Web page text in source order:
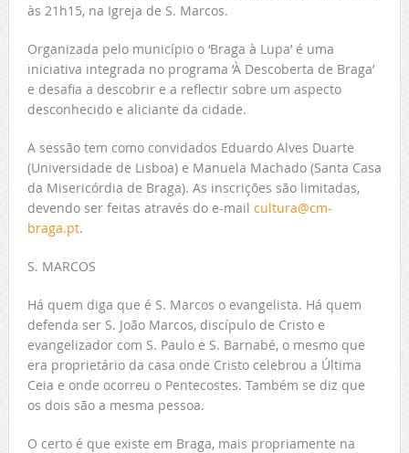
às 21h15, na Igreja de S. Marcos.
Organizada pelo município o ‘Braga à Lupa’ é uma
iniciativa integrada no programa ‘À Descoberta de Braga’
e desafia a descobrir e a reflectir sobre um aspecto
desconhecido e aliciante da cidade.
A sessão tem como convidados Eduardo Alves Duarte
(Universidade de Lisboa) e Manuela Machado (Santa Casa
da Misericórdia de Braga). As inscrições são limitadas,
devendo ser feitas através do e-mail cultura@cm-
braga.pt.
S. MARCOS
Há quem diga que é S. Marcos o evangelista. Há quem
defenda ser S. João Marcos, discípulo de Cristo e
evangelizador com S. Paulo e S. Barnabé, o mesmo que
era proprietário da casa onde Cristo celebrou a Última
Ceia e onde ocorreu o Pentecostes. Também se diz que
os dois são a mesma pessoa.
O certo é que existe em Braga, mais propriamente na